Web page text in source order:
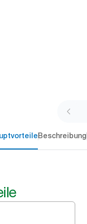
Beschreibung